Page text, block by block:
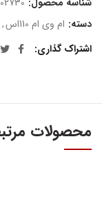
دسته: ام وی ام 110اس ,
اشتراک گذاری
محصولات